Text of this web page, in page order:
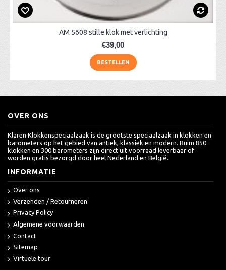
AM 5608 stille klok met verlichting
€39,00
BESTELLEN
OVER ONS
Klaren Klokkenspeciaalzaak is de grootste speciaalzaak in klokken en
barometers op het gebied van antiek, klassiek en modern. Ruim 850
klokken en 300 barometers zijn direct uit voorraad leverbaar of
worden gratis bezorgd door heel Nederland en België.
INFORMATIE
Over ons
Verzenden / Retourneren
Privacy Policy
Algemene voorwaarden
Contact
Sitemap
Virtuele tour